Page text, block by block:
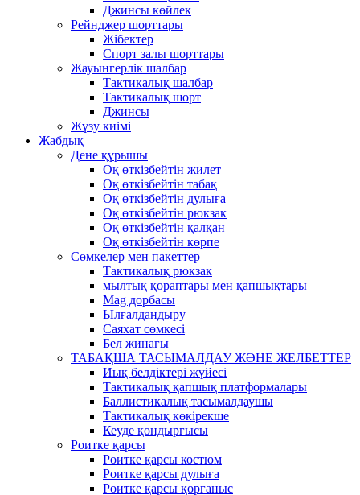
Джинсы көйлек
Рейнджер шорттары
Жібектер
Спорт залы шорттары
Жауынгерлік шалбар
Тактикалық шалбар
Тактикалық шорт
Джинсы
Жүзу киімі
Жабдық
Дене құрышы
Оқ өткізбейтін жилет
Оқ өткізбейтін табақ
Оқ өткізбейтін дулыға
Оқ өткізбейтін рюкзак
Оқ өткізбейтін қалқан
Оқ өткізбейтін көрпе
Сөмкелер мен пакеттер
Тактикалық рюкзак
мылтық қораптары мен қапшықтары
Mag дорбасы
Ылғалдандыру
Саяхат сөмкесі
Бел жинағы
ТАБАҚША ТАСЫМАЛДАУ ЖӘНЕ ЖЕЛБЕТТЕР
Иық белдіктері жүйесі
Тактикалық қапшық платформалары
Баллистикалық тасымалдаушы
Тактикалық көкірекше
Кеуде қондырғысы
Роитке қарсы
Роитке қарсы костюм
Роитке қарсы дулыға
Роитке қарсы қорғаныс